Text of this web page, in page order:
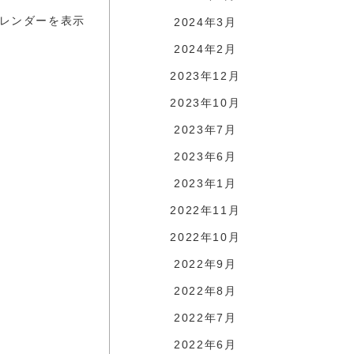
ンダーを表示 2024年3月
2024年2月
2023年12月
2023年10月
2023年7月
2023年6月
2023年1月
2022年11月
2022年10月
2022年9月
2022年8月
2022年7月
2022年6月